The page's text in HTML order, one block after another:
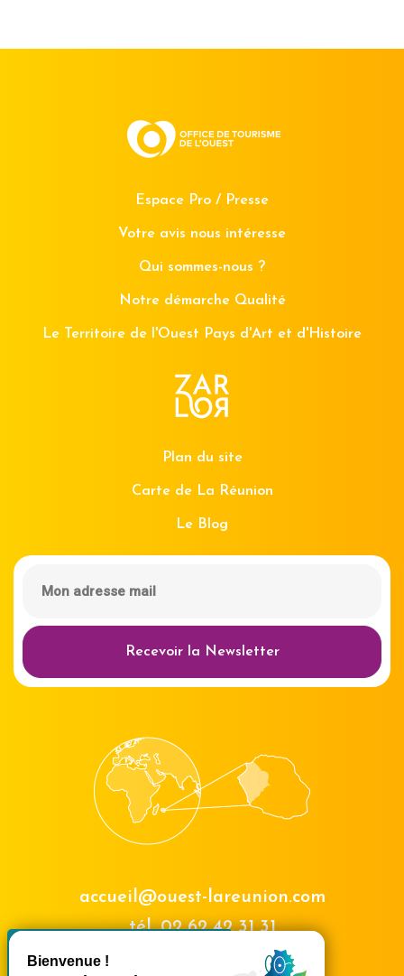
Masquer le
Espace Pro / Presse
Votre avis nous intéresse
Qui sommes-nous ?
Notre démarche Qualité
Le Territoire de l'Ouest Pays d'Art et d'Histoire
Plan du site
Carte de La Réunion
Le Blog
Recevoir la Newsletter
accueil@ouest-lareunion.com
tél.02 62 42 31 31
Nous rencontrer